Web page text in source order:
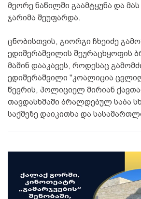
მეორე ნაწილში გაამტყუნა და
ჯარიმა შეუფარდა.
ცნობისთვის, გიორგი ჩხეიძე
ედიშერაშვილის შეურაცხყოფის
მაშინ დააკავეს, როდესაც
ედიშერაშვილი "კოალიცია
წევრის, პოლიციელ მირიან
თავდასხმაში ბრალდებულ საბა
საქმეზე დაიკითხა და